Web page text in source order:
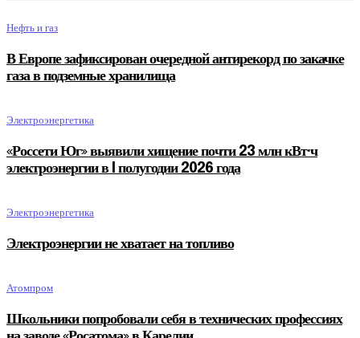
Нефть и газ
В Европе зафиксирован очередной антирекорд по закачке
газа в подземные хранилища
Электроэнергетика
«Россети Юг» выявили хищение почти 23 млн кВт·ч
электроэнергии в I полугодии 2026 года
Электроэнергетика
Электроэнергии не хватает на топливо
Атомпром
Школьники попробовали себя в технических профессиях